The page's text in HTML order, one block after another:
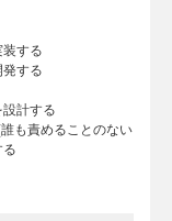
する
する
計する
も責めることのない